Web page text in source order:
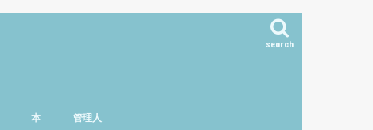
search
本 管理人